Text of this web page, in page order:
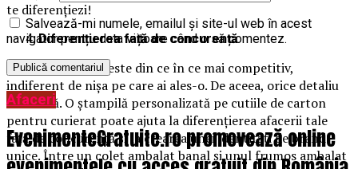
te diferențiezi!
Diferențierea față de concurență
Mediul de afaceri este din ce în ce mai competitiv,
indiferent de nișa pe care ai ales-o. De aceea, orice detaliu
contează. O ștampilă personalizată pe cutiile de carton
pentru curierat poate ajuta la diferențierea afacerii tale
față de concurență și la crearea unei identități de brand
unice. Între un colet ambalat banal și unul frumos ambalat
Salvează-mi numele, emailul și site-ul web în acest
navigator pentru data viitoare când o să comentez.
Afaceri
EvenimenteGratuite.ro promovează online